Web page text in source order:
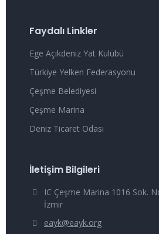
Faydalı Linkler
Ege Açıkdeniz Yat Kulübü
Türkiye Yelken Federasyonu
Çeşme Belediyesi
Çeşme Marina
Deniz Ticaret Odası
İletişim Bilgileri
IC Çeşme Marina 1016 Sok.
İzmir
eayk@eayk.org